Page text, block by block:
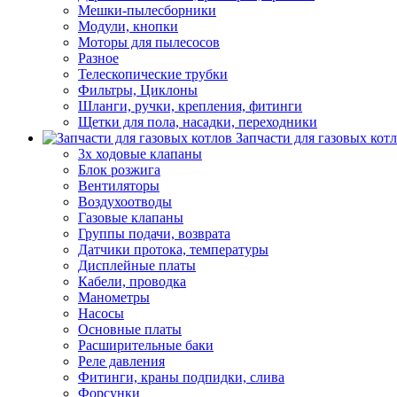
Мешки-пылесборники
Модули, кнопки
Моторы для пылесосов
Разное
Телескопические трубки
Фильтры, Циклоны
Шланги, ручки, крепления, фитинги
Щетки для пола, насадки, переходники
Запчасти для газовых
3х ходовые клапаны
Блок розжига
Вентиляторы
Воздухоотводы
Газовые клапаны
Группы подачи, возврата
Датчики протока, температуры
Дисплейные платы
Кабели, проводка
Манометры
Насосы
Основные платы
Расширительные баки
Реле давления
Фитинги, краны подпидки, слива
Форсунки